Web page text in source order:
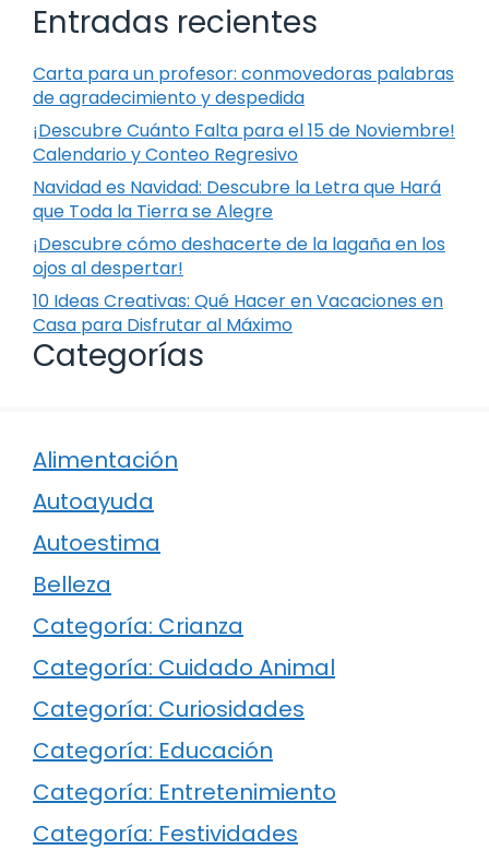
Entradas recientes
Carta para un profesor: conmovedoras palabras
de agradecimiento y despedida
¡Descubre Cuánto Falta para el 15 de Noviembre!
Calendario y Conteo Regresivo
Navidad es Navidad: Descubre la Letra que Hará
que Toda la Tierra se Alegre
¡Descubre cómo deshacerte de la lagaña en los
ojos al despertar!
10 Ideas Creativas: Qué Hacer en Vacaciones en
Casa para Disfrutar al Máximo
Categorías
Alimentación
Autoayuda
Autoestima
Belleza
Categoría: Crianza
Categoría: Cuidado Animal
Categoría: Curiosidades
Categoría: Educación
Categoría: Entretenimiento
Categoría: Festividades